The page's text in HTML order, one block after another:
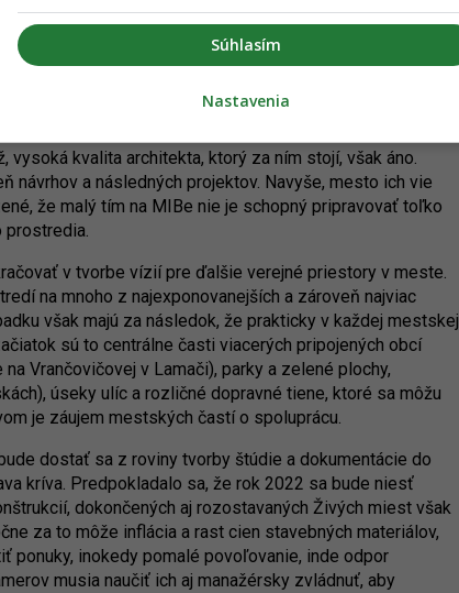
zmluvy - Zóna Zochova. Zdroj: Metropolitný
Bratislavy
nových projektov takýmto spôsobom patrí
priestoru Metropolitný inštitút zrealizoval. Nie na
vysoká kvalita architekta, ktorý za ním stojí, však áno.
návrhov a následných projektov. Navyše, mesto ich vie
že malý tím na MIBe nie je schopný pripravovať toľko
prostredia.
v tvorbe vízií pre ďalšie verejné priestory v meste.
na mnoho z najexponovanejších a zároveň najviac
však majú za následok, že prakticky v každej mestskej
sú to centrálne časti viacerých pripojených obcí
Vrančovičovej v Lamači), parky a zelené plochy,
úseky ulíc a rozličné dopravné tiene, ktoré sa môžu
je záujem mestských častí o spoluprácu.
dostať sa z roviny tvorby štúdie a dokumentácie do
kríva. Predpokladalo sa, že rok 2022 sa bude niesť
dokončených aj rozostavaných Živých miest však
za to môže inflácia a rast cien stavebných materiálov,
ponuky, inokedy pomalé povoľovanie, inde odpor
musia naučiť ich aj manažérsky zvládnuť, aby
Súhlasím
Nastavenia